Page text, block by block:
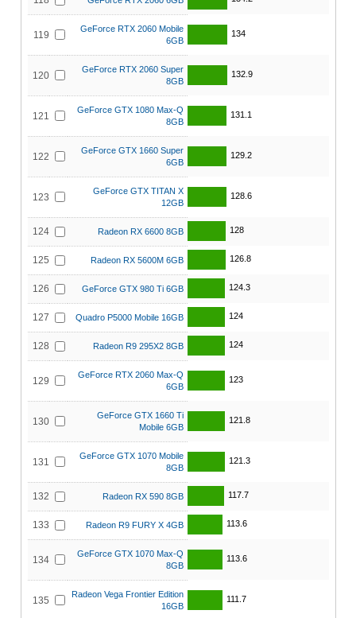
119
GeForce RTX 2060 Mobile
6GB
134
120
GeForce RTX 2060 Super
8GB
132.9
121
GeForce GTX 1080 Max-Q
8GB
131.1
122
GeForce GTX 1660 Super
6GB
129.2
123
GeForce GTX TITAN X
12GB
128.6
124 Radeon RX 6600 8GB 128
125 Radeon RX 5600M 6GB 126.8
126 GeForce GTX 980 Ti 6GB 124.3
127 Quadro P5000 Mobile 16GB 124
128 Radeon R9 295X2 8GB 124
129
GeForce RTX 2060 Max-Q
6GB
123
130
GeForce GTX 1660 Ti
Mobile 6GB
121.8
131
GeForce GTX 1070 Mobile
8GB
121.3
132 Radeon RX 590 8GB 117.7
133 Radeon R9 FURY X 4GB 113.6
134
GeForce GTX 1070 Max-Q
8GB
113.6
135
Radeon Vega Frontier Edition
16GB
111.7